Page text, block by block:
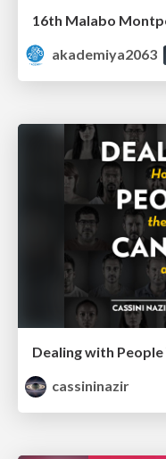
16th Malabo
akademiya2063
cassininazir